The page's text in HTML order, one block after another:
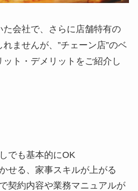
た会社で、さらに店舗特有の
ませんが、”チェーン店”のベ
ト・デメリットをご紹介し
でも基本的にOK
せる、家事スキルが上がる
契約内容や業務マニュアルが